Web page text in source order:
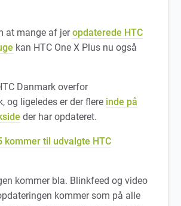
at mange af jeropdaterede HTC
kan HTC One X Plus nu også
Danmark overfor
og ligeledes er der flere inde på
der har opdateret.
kommer til udvalgte HTC
kommer bla. Blinkfeed og video
kommer som på alle